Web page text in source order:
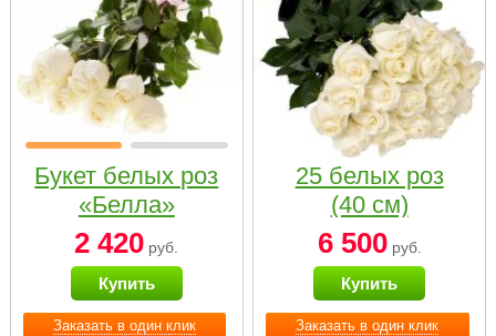
Заказать в один клик
Букет белых роз
«Белла»
2 420 руб.
Купить
Заказать в один клик
25 белых роз
(40 см)
6 500руб.
Купить